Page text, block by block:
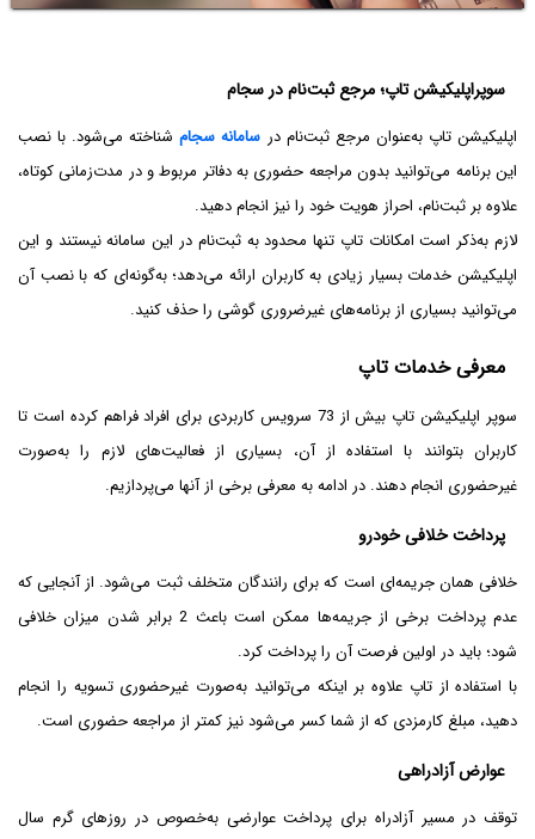
سوپراپلیکیشن تاپ؛ مرجع ثبت‌نام در سجام
اپلیکیشن تاپ به‌عنوان مرجع ثبت‌نام در سامانه سجامشناخته می‌شود. با نصب
این برنامه می‌توانید بدون مراجعه حضوری به دفاتر مربوط و در مدت‌زمانی کوتاه،
علاوه بر ثبت‌نام، احراز هویت خود را نیز انجام دهید.
لازم به‌ذکر است امکانات تاپ تنها محدود به ثبت‌نام در این سامانه نیستند و این
اپلیکیشن خدمات بسیار زیادی به کاربران ارائه می‌دهد؛ به‌گونه‌ای که با نصب آن
می‌توانید بسیاری از برنامه‌های غیرضروری گوشی را حذف کنید.
معرفی خدمات تاپ
سوپر اپلیکیشن تاپ بیش از 73 سرویس کاربردی برای افراد فراهم کرده است تا
کاربران بتوانند با استفاده از آن، بسیاری از فعالیت‌های لازم را به‌صورت
غیرحضوری انجام دهند. در ادامه به معرفی برخی از آنها می‌پردازیم.
پرداخت خلافی خودرو
خلافی همان جریمه‌ای است که برای رانندگان متخلف ثبت می‌شود. از آنجایی که
عدم پرداخت برخی از جریمه‌ها ممکن است باعث 2 برابر شدن میزان خلافی
شود؛ باید در اولین فرصت آن را پرداخت کرد.
با استفاده از تاپ علاوه بر اینکه می‌توانید به‌صورت غیرحضوری تسویه را انجام
دهید، مبلغ کارمزدی که از شما کسر می‌شود نیز کمتر از مراجعه حضوری است.
عوارض آزادراهی
توقف در مسیر آزادراه برای پرداخت عوارضی به‌خصوص در روزهای گرم سال